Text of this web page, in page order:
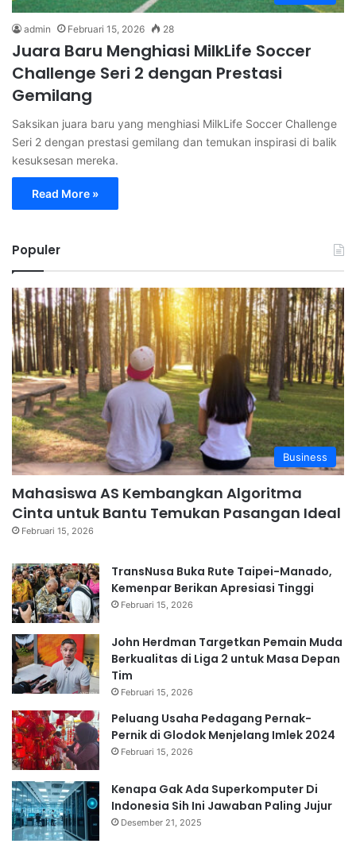
admin Februari 15, 2026 28
Juara Baru Menghiasi MilkLife Soccer
Challenge Seri 2 dengan Prestasi
Gemilang
Saksikan juara baru yang menghiasi MilkLife Soccer Challenge
Seri 2 dengan prestasi gemilang dan temukan inspirasi di balik
kesuksesan mereka.
Read More »
Populer
Business
Mahasiswa AS Kembangkan Algoritma
Cinta untuk Bantu Temukan Pasangan Ideal
Februari 15, 2026
TransNusa Buka Rute Taipei-Manado,
Kemenpar Berikan Apresiasi Tinggi
Februari 15, 2026
John Herdman Targetkan Pemain Muda
Berkualitas di Liga 2 untuk Masa Depan
Tim
Februari 15, 2026
Peluang Usaha Pedagang Pernak-
Pernik di Glodok Menjelang Imlek 2024
Februari 15, 2026
Kenapa Gak Ada Superkomputer Di
Indonesia Sih Ini Jawaban Paling Jujur
Desember 21, 2025